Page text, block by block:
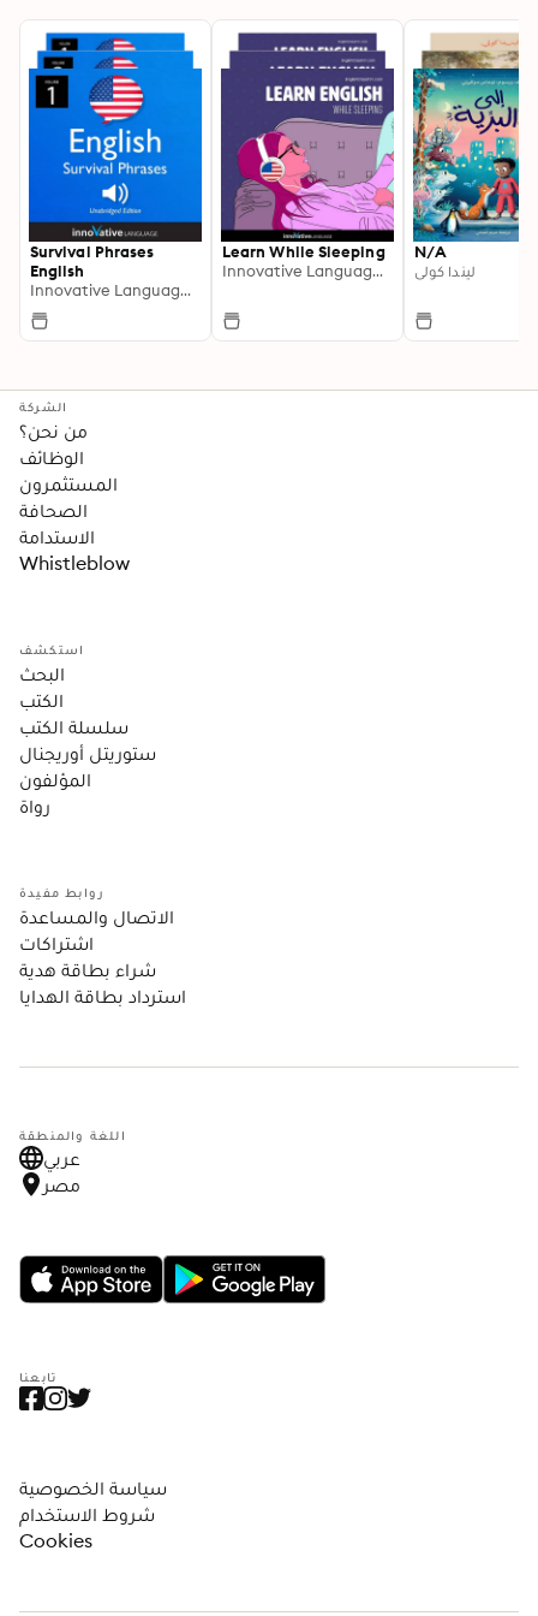
Survival Phrases
English
Innovative Language Learning
Learn While Sleeping
Innovative Language Learning
N/A
ليندا كولي
الشركة
من نحن؟
الوظائف
المستثمرون
الصحافة
الاستدامة
Whistleblow
استكشف
البحث
الكتب
سلسلة الكتب
ستوريتل أوريجنال
المؤلفون
رواة
روابط مفيدة
الاتصال والمساعدة
اشتراكات
شراء بطاقة هدية
استرداد بطاقة الهدايا
اللغة والمنطقة
عربي
مصر
تابعنا
سياسة الخصوصية
شروط الاستخدام
Cookies